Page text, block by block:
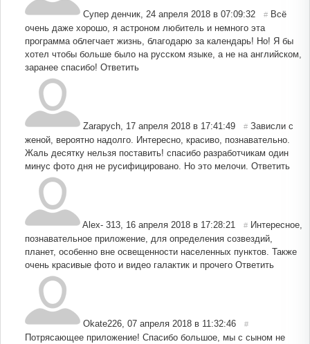
Супер денчик, 24 апреля 2018 в 07:09:32 # Всё
очень даже хорошо, я астроном любитель и немного эта
программа облегчает жизнь, благодарю за календарь! Но! Я бы
хотел чтобы больше было на русском языке, а не на английском,
заранее спасибо! Ответить
Zarapych, 17 апреля 2018 в 17:41:49 # Зависли с
женой, вероятно надолго. Интересно, красиво, познавательно.
Жаль десятку нельзя поставить! спасибо разработчикам один
минус фото дня не русифицировано. Но это мелочи. Ответить
Alex- 313, 16 апреля 2018 в 17:28:21 # Интересное,
познавательное приложение, для определения созвездий,
планет, особенно вне освещенности населенных пунктов. Также
очень красивые фото и видео галактик и прочего Ответить
Okate226, 07 апреля 2018 в 11:32:46 #
Потрясающее приложение! Спасибо большое, мы с сыном не